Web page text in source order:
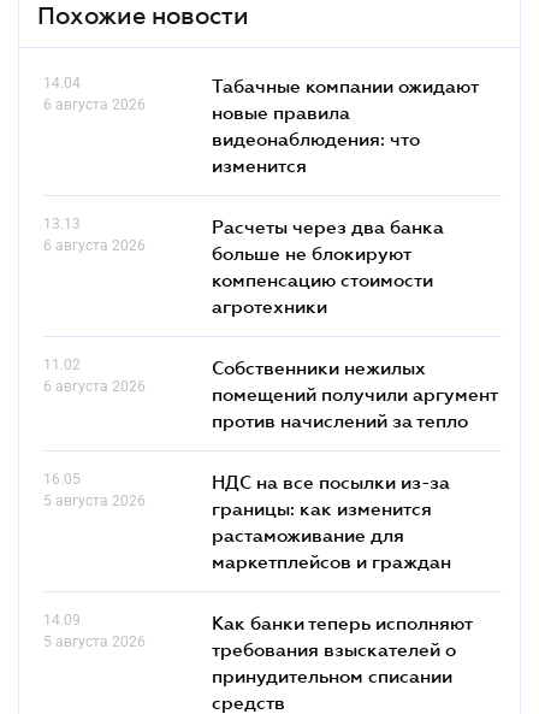
Похожие новости
14.04
6 августа 2026
Табачные компании ожидают
новые правила
видеонаблюдения: что
изменится
13.13
6 августа 2026
Расчеты через два банка
больше не блокируют
компенсацию стоимости
агротехники
11.02
6 августа 2026
Собственники нежилых
помещений получили аргумент
против начислений за тепло
16.05
5 августа 2026
НДС на все посылки из-за
границы: как изменится
растаможивание для
маркетплейсов и граждан
14.09
5 августа 2026
Как банки теперь исполняют
требования взыскателей о
принудительном списании
средств